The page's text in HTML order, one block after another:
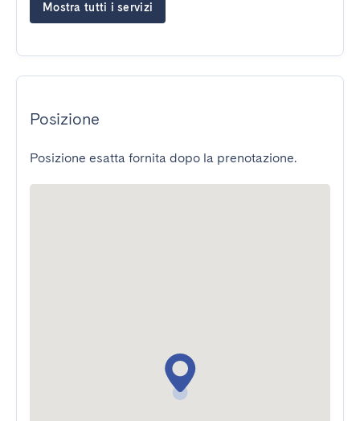
Mostra tutti i servizi
Posizione
Posizione esatta fornita dopo la prenotazione.